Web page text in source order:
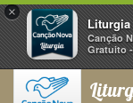
×
Liturgia
Canção
Gratuito